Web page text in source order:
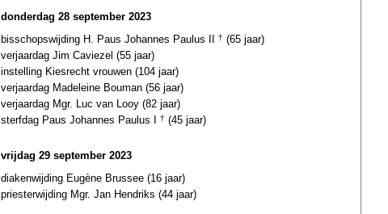
donderdag 28 september 2023
bisschopswijding H. Paus Johannes Paulus II
† (65 jaar)
verjaardag Jim Caviezel (55 jaar)
instelling Kiesrecht vrouwen (104 jaar)
verjaardag Madeleine Bouman (56 jaar)
verjaardag Mgr. Luc van Looy (82 jaar)
sterfdag Paus Johannes Paulus I
† (45 jaar)
vrijdag 29 september 2023
diakenwijding Eugène Brussee (16 jaar)
priesterwijding Mgr. Jan Hendriks (44 jaar)